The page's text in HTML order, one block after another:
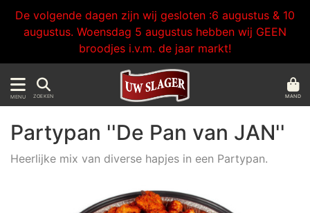
De volgende dagen zijn wij gesloten :6 augustus & 10
augustus. Woensdag 5 augustus hebben wij GEEN
broodjes i.v.m. de jaar markt!
MENU ZOEKEN MAND
Partypan ''De Pan van JAN''
Heerlijke mix van diverse hapjes in een Partypan.